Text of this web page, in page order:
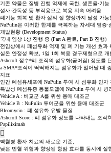
기존 약물은 질병 진행 억제에 국한, 생존율·기능
설사·간독성 등 부작용으로 복용 지속 어려움
폐기능 회복 및 환자 삶의 질 향상까지 달성 가능
NuPulin은 이러한 한계를 극복하는 차세대 염증
개발현황 (Development Status)
국내 임상 1상 진행 중 (Part A 완료, Part B 진행)
전임상에서 폐섬유화 억제 및 폐 기능 개선 효과
실온 안정성 확보, 1일 1회 복용 경구제형으로 개
Ashcroft 점수*폐 조직의 섬유화(굳어짐) 정도를
a-SMA*조직이 딱딱해지는 섬유화가 일어날 때
지표
인간 폐섬유세포에 NuPulin 투여 시 섬유화 인자
특발성 폐섬유증 동물모델에 NuPulin 투여 시 병
Vehicle A : 비교군 A를 위한 용매 대조군
Vehicle B : NuPulin 투여군을 위한 용매 대조군
Bleomycin : 폐 섬유화 유발 물질
Ashcroft Score : 폐 섬유화 정도를 나타내는 조직
Papiliximab
백혈병 환자 치료의 새로운 기준,
낮은 빈혈 위험과 향상된 항암 효과를 동시에 실